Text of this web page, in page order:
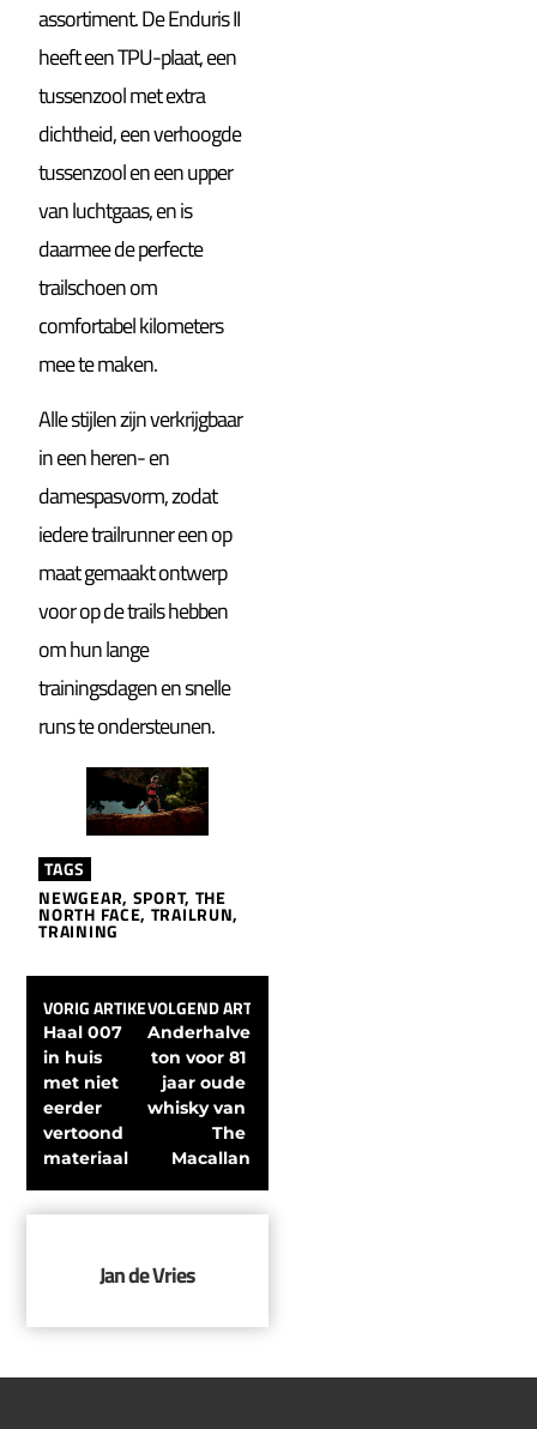
assortiment. De Enduris II
heeft een TPU-plaat, een
tussenzool met extra
dichtheid, een verhoogde
tussenzool en een upper
van luchtgaas, en is
daarmee de perfecte
trailschoen om
comfortabel kilometers
mee te maken.
Alle stijlen zijn verkrijgbaar
in een heren- en
damespasvorm, zodat
iedere trailrunner een op
maat gemaakt ontwerp
voor op de trails hebben
om hun lange
trainingsdagen en snelle
runs te ondersteunen.
TAGS
NEWGEAR, SPORT, THE
NORTH FACE, TRAILRUN,
TRAINING
VORIG ARTIKEL
Haal 007
in huis
met niet
eerder
vertoond
materiaal
VOLGEND ARTIKEL
Anderhalve
ton voor 81
jaar oude
whisky van
The
Macallan
Jan de Vries